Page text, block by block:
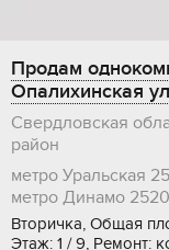
Продам
Опалихинская
Свердловская
район
метро Уральская
метро Динамо
Вторичка, Общая
Этаж: 1 / 9, Ремонт: